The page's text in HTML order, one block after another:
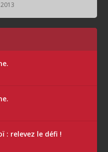
: relevez le défi !